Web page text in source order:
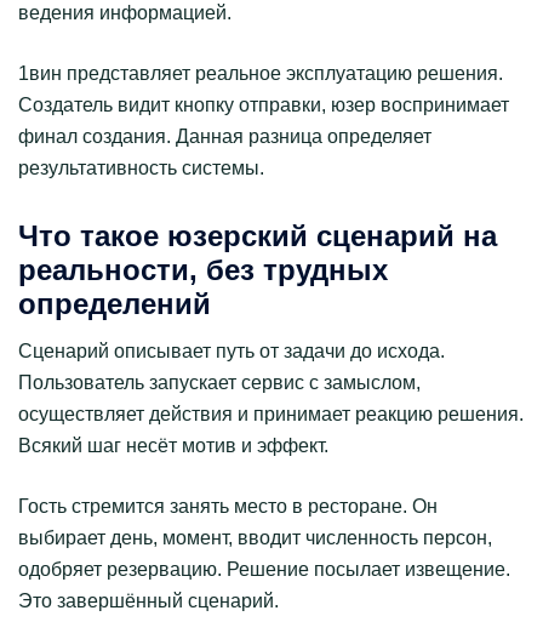
ведения информацией.
1вин представляет реальное эксплуатацию решения.
Создатель видит кнопку отправки, юзер воспринимает
финал создания. Данная разница определяет
результативность системы.
Что такое юзерский сценарий на
реальности, без трудных
определений
Сценарий описывает путь от задачи до исхода.
Пользователь запускает сервис с замыслом,
осуществляет действия и принимает реакцию решения.
Всякий шаг несёт мотив и эффект.
Гость стремится занять место в ресторане. Он
выбирает день, момент, вводит численность персон,
одобряет резервацию. Решение посылает извещение.
Это завершённый сценарий.